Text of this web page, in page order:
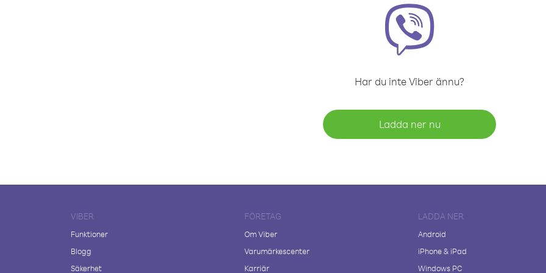
Har du inte Viber ännu?
Ladda ner nu
VIBER
Funktioner
Blogg
Säkerhet
FÖRETAG
Om Viber
Varumärkescenter
Karriär
LADDA NER
Android
iPhone & iPad
Windows PC